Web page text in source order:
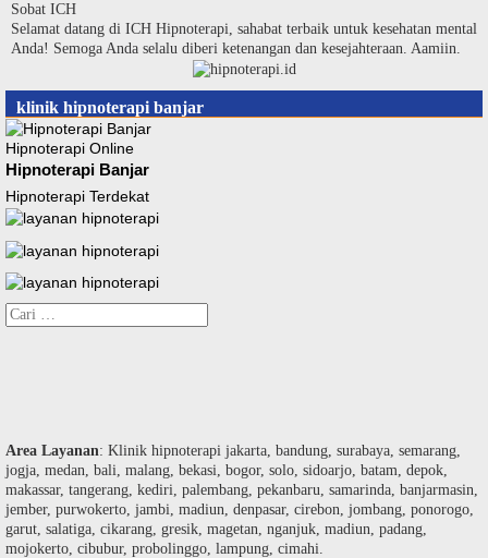
Langsung
ke
konten
Sobat ICH
Selamat datang di ICH Hipnoterapi, sahabat terbaik untuk kesehatan mental
Anda! Semoga Anda selalu diberi ketenangan dan kesejahteraan. Aamiin.
klinik hipnoterapi banjar
Hipnoterapi Online
Hipnoterapi Banjar
Hipnoterapi Terdekat
Cari
untuk:
Area Layanan: Klinik hipnoterapi jakarta, bandung, surabaya, semarang,
jogja, medan, bali, malang, bekasi, bogor, solo, sidoarjo, batam, depok,
makassar, tangerang, kediri, palembang, pekanbaru, samarinda, banjarmasin,
jember, purwokerto, jambi, madiun, denpasar, cirebon, jombang, ponorogo,
garut, salatiga, cikarang, gresik, magetan, nganjuk, madiun, padang,
mojokerto, cibubur, probolinggo, lampung, cimahi.